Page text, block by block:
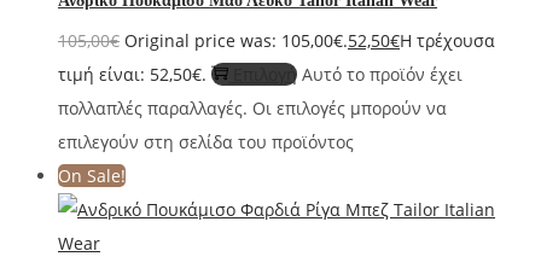
105,00€ Original price was: 105,00€.52,50€Η τρέχουσα
τιμή είναι: 52,50€.
Επιλογή Αυτό το προϊόν έχει
πολλαπλές παραλλαγές. Οι επιλογές μπορούν να
επιλεγούν στη σελίδα του προϊόντος
On Sale!